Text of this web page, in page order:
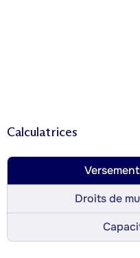
Calculatrices
Droits de